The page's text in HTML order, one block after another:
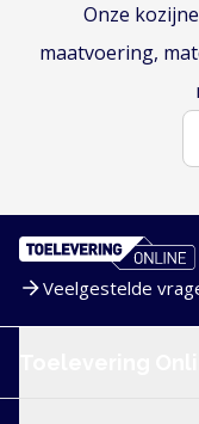
Onze
maatvoering,
Veelgestelde